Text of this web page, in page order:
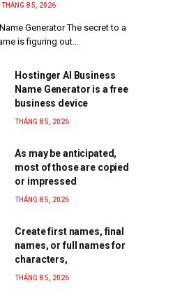
THÁNG 8 5, 2026
Generator The secret to a
is figuring out…
Hostinger AI Business
Name Generator is a free
business device
THÁNG 8 5, 2026
As may be anticipated,
most of those are copied
or impressed
THÁNG 8 5, 2026
Create first names, final
names, or full names for
characters,
THÁNG 8 5, 2026